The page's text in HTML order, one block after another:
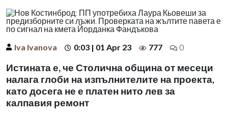
Iva Ivanova 0:03 | 01 Apr 23 777 0
Истината е, че Столична община от месеци
налага глоби на изпълнителите на проекта,
като досега не е платен нито лев за
калпавия ремонт